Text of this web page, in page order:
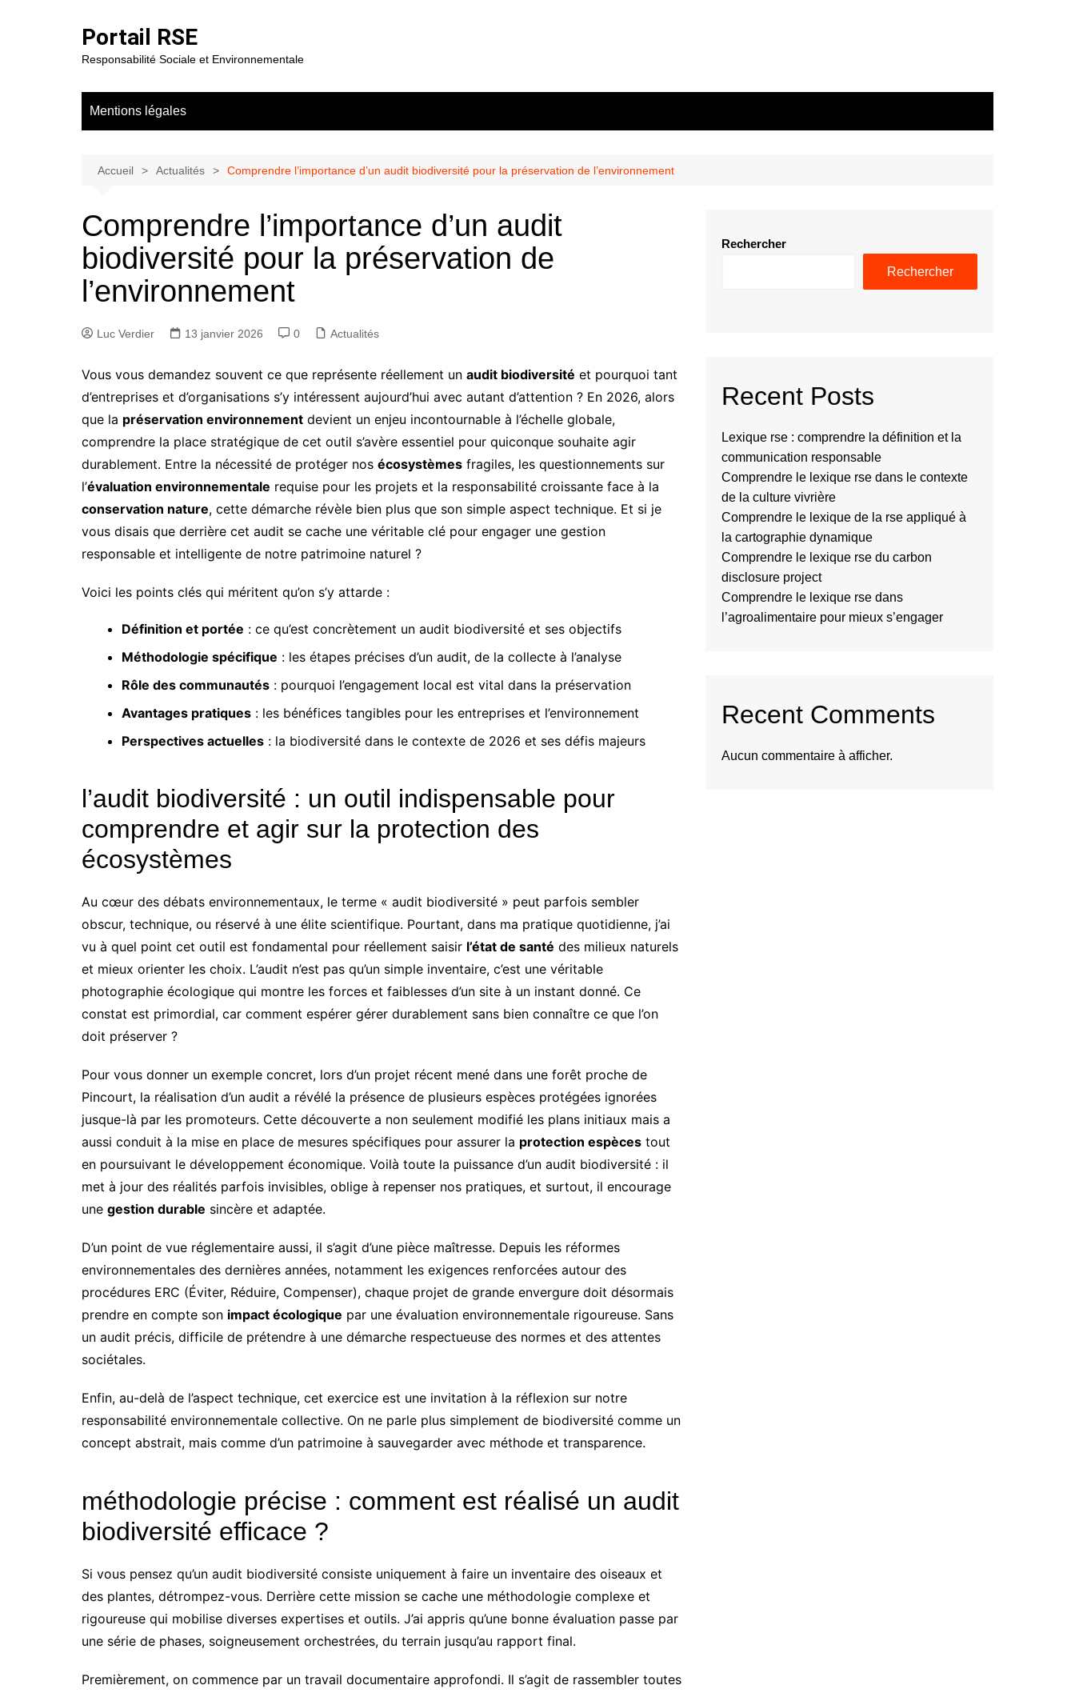
Portail RSE
Responsabilité Sociale et Environnementale
Mentions légales
Accueil Actualités Comprendre l’importance d’un audit biodiversité pour la préservation de l’environnement
Comprendre l’importance d’un audit
biodiversité pour la préservation de
l’environnement
Luc Verdier 13 janvier 2026 0 Actualités
Vous vous demandez souvent ce que représente réellement un audit biodiversité et pourquoi tant
d’entreprises et d’organisations s’y intéressent aujourd’hui avec autant d’attention ? En 2026, alors
que la préservation environnement devient un enjeu incontournable à l’échelle globale,
comprendre la place stratégique de cet outil s’avère essentiel pour quiconque souhaite agir
durablement. Entre la nécessité de protéger nos écosystèmes fragiles, les questionnements sur
l’évaluation environnementale requise pour les projets et la responsabilité croissante face à la
conservation nature, cette démarche révèle bien plus que son simple aspect technique. Et si je
vous disais que derrière cet audit se cache une véritable clé pour engager une gestion
responsable et intelligente de notre patrimoine naturel ?
Voici les points clés qui méritent qu’on s’y attarde :
Définition et portée : ce qu’est concrètement un audit biodiversité et ses objectifs
Méthodologie spécifique : les étapes précises d’un audit, de la collecte à l’analyse
Rôle des communautés : pourquoi l’engagement local est vital dans la préservation
Avantages pratiques : les bénéfices tangibles pour les entreprises et l’environnement
Perspectives actuelles : la biodiversité dans le contexte de 2026 et ses défis majeurs
l’audit biodiversité : un outil indispensable pour
comprendre et agir sur la protection des
écosystèmes
Au cœur des débats environnementaux, le terme « audit biodiversité » peut parfois sembler
obscur, technique, ou réservé à une élite scientifique. Pourtant, dans ma pratique quotidienne, j’ai
vu à quel point cet outil est fondamental pour réellement saisir l’état de santé des milieux naturels
et mieux orienter les choix. L’audit n’est pas qu’un simple inventaire, c’est une véritable
photographie écologique qui montre les forces et faiblesses d’un site à un instant donné. Ce
constat est primordial, car comment espérer gérer durablement sans bien connaître ce que l’on
doit préserver ?
Pour vous donner un exemple concret, lors d’un projet récent mené dans une forêt proche de
Pincourt, la réalisation d’un audit a révélé la présence de plusieurs espèces protégées ignorées
jusque-là par les promoteurs. Cette découverte a non seulement modifié les plans initiaux mais a
aussi conduit à la mise en place de mesures spécifiques pour assurer la protection espèces tout
en poursuivant le développement économique. Voilà toute la puissance d’un audit biodiversité : il
met à jour des réalités parfois invisibles, oblige à repenser nos pratiques, et surtout, il encourage
une gestion durable sincère et adaptée.
D’un point de vue réglementaire aussi, il s’agit d’une pièce maîtresse. Depuis les réformes
environnementales des dernières années, notamment les exigences renforcées autour des
procédures ERC (Éviter, Réduire, Compenser), chaque projet de grande envergure doit désormais
prendre en compte son impact écologique par une évaluation environnementale rigoureuse. Sans
un audit précis, difficile de prétendre à une démarche respectueuse des normes et des attentes
sociétales.
Enfin, au-delà de l’aspect technique, cet exercice est une invitation à la réflexion sur notre
responsabilité environnementale collective. On ne parle plus simplement de biodiversité comme un
concept abstrait, mais comme d’un patrimoine à sauvegarder avec méthode et transparence.
méthodologie précise : comment est réalisé un audit
biodiversité efficace ?
Si vous pensez qu’un audit biodiversité consiste uniquement à faire un inventaire des oiseaux et
des plantes, détrompez-vous. Derrière cette mission se cache une méthodologie complexe et
rigoureuse qui mobilise diverses expertises et outils. J’ai appris qu’une bonne évaluation passe par
une série de phases, soigneusement orchestrées, du terrain jusqu’au rapport final.
Premièrement, on commence par un travail documentaire approfondi. Il s’agit de rassembler toutes
Rechercher
Rechercher
Recent Posts
Lexique rse : comprendre la définition et la
communication responsable
Comprendre le lexique rse dans le contexte
de la culture vivrière
Comprendre le lexique de la rse appliqué à
la cartographie dynamique
Comprendre le lexique rse du carbon
disclosure project
Comprendre le lexique rse dans
l’agroalimentaire pour mieux s’engager
Recent Comments
Aucun commentaire à afficher.